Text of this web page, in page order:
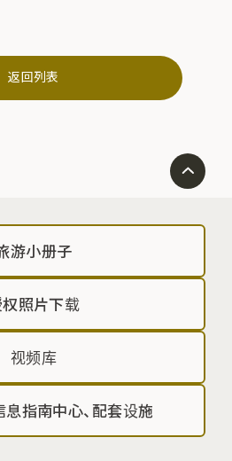
返回列表
游小册子
照片下载
视频库
指南中心、配套设施